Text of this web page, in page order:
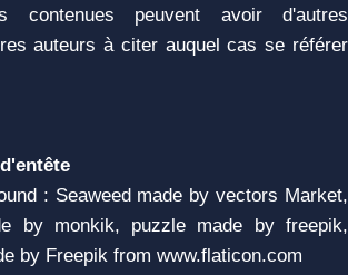
contenues peuvent avoir d'autres
auteurs à citer auquel cas se référer
: Seaweed made by vectors Market,
by monkik, puzzle made by freepik,
by Freepik from www.flaticon.com